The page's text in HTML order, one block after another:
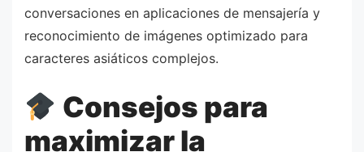
conversaciones en aplicaciones de mensajería y
reconocimiento de imágenes optimizado para
caracteres asiáticos complejos.
Consejos para
maximizar la